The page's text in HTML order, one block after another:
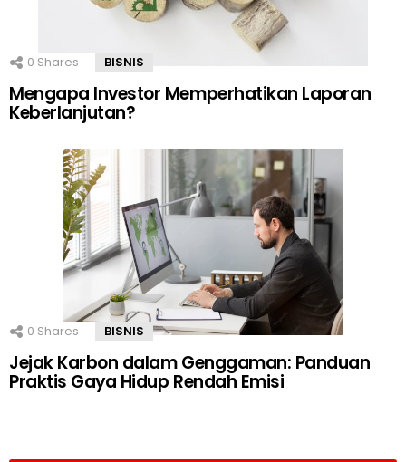
0 Shares BISNIS
Mengapa Investor Memperhatikan Laporan
Keberlanjutan?
0 Shares BISNIS
Jejak Karbon dalam Genggaman: Panduan
Praktis Gaya Hidup Rendah Emisi